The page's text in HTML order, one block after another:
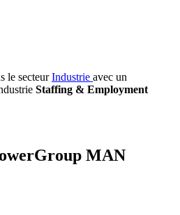
le secteurIndustrie avec un
Staffing & Employment
MAN